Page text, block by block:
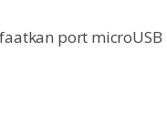
port microUSB